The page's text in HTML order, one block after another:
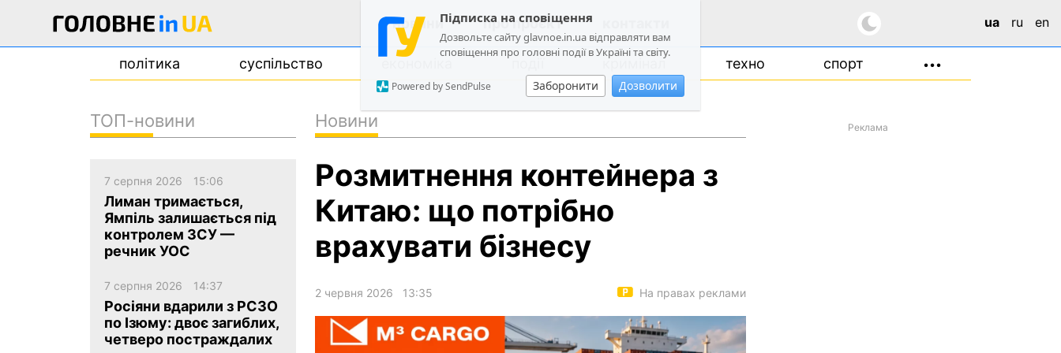
Підписка на сповіщення
Дозвольте сайту glavnoe.in.ua відправляти вам
сповіщення про головні події в Україні та світу.
Заборонити Дозволити
Powered by SendPulse
новини про проєкт ua ru en
політика суспільство кримінал техно спорт •••
політика
суспільство
економіка
події
кримінал
лонгріди
Новини
Розмитнення контейнера з
Китаю: що потрібно
врахувати бізнесу
2 червня 2026 13:35 На правах реклами
Реклама
ТОП-новини
7 серпня 2026 15:06
Лиман тримається,
Ямпіль залишається під
контролем ЗСУ —
речник УОС
7 серпня 2026 14:37
Росіяни вдарили з РСЗО
по Ізюму: двоє загиблих,
четверо постраждалих